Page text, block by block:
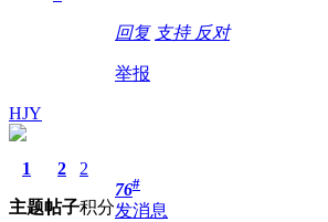
回复 支持 反对
举报
HJY
1
主题
2
帖子
2
积分
76#
发消息